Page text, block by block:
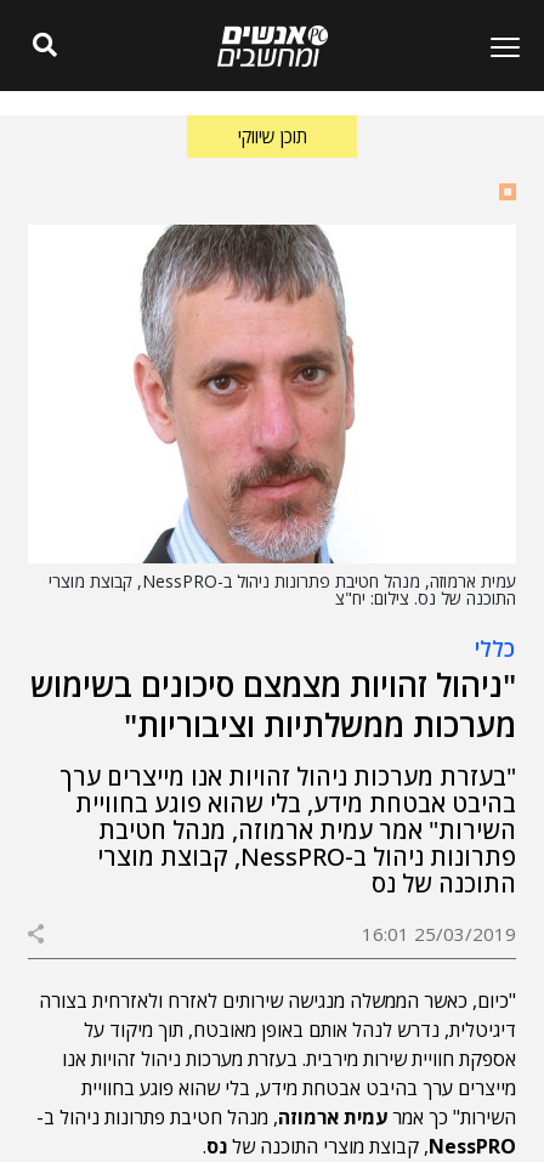
תוכן שיווקי
עמית ארמוזה, מנהל חטיבת פתרונות ניהול ב-NessPRO, קבוצת מוצרי
התוכנה של נס. צילום: יח"צ
כללי
"ניהול זהויות מצמצם סיכונים בשימוש
מערכות ממשלתיות וציבוריות"
"בעזרת מערכות ניהול זהויות אנו מייצרים ערך
בהיבט אבטחת מידע, בלי שהוא פוגע בחוויית
השירות" אמר עמית ארמוזה, מנהל חטיבת
פתרונות ניהול ב-NessPRO, קבוצת מוצרי
התוכנה של נס
25/03/2019 16:01
"כיום, כאשר הממשלה מנגישה שירותים לאזרח ולאזרחית בצורה
דיגיטלית, נדרש לנהל אותם באופן מאובטח, תוך מיקוד על
אספקת חוויית שירות מירבית. בעזרת מערכות ניהול זהויות אנו
מייצרים ערך בהיבט אבטחת מידע, בלי שהוא פוגע בחוויית
השירות" כך אמרעמית ארמוזה, מנהל חטיבת פתרונות ניהול ב-
NessPRO, קבוצת מוצרי התוכנה שלנס.